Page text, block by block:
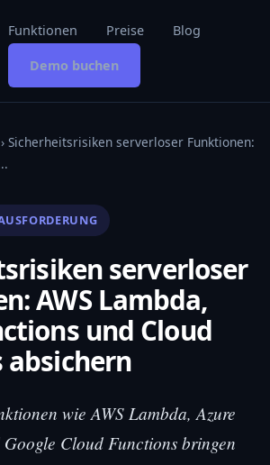
Funktionen Preise Blog
Demo buchen
› Sicherheitsrisiken serverloser Funktionen:
serverloser
AWS Lambda,
und Cloud
absichern
wie AWS Lambda, Azure
Cloud Functions bringen